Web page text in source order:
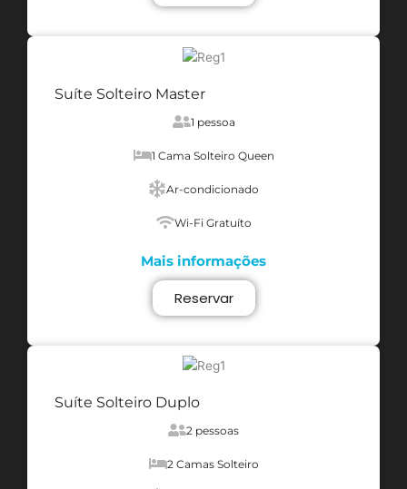
Suíte Solteiro Master
1 pessoa
1 Cama Solteiro Queen
Ar-condicionado
Wi-Fi Gratuíto
Mais informações
Reservar
Suíte Solteiro Duplo
2 pessoas
2 Camas Solteiro